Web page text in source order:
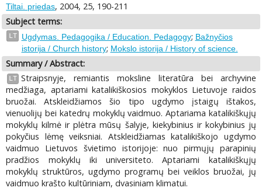
Tiltai. priedas, 2004, 25, 190-211
Subject terms:
LT Ugdymas. Pedagogika / Education. Pedagogy; Bažnyčios
istorija / Church history; Mokslo istorija / History of science.
Summary / Abstract:
LT Straipsnyje, remiantis moksline literatūra bei archyvine
medžiaga, aptariami katalikiškosios mokyklos Lietuvoje raidos
bruožai. Atskleidžiamos šio tipo ugdymo įstaigų ištakos,
vienuolijų bei katedrų mokyklų vaidmuo. Aptariama katalikiškųjų
mokyklų kilmė ir plėtra mūsų šalyje, kiekybinius ir kokybinius jų
pokyčius lėmę veiksniai. Atskleidžiamas katalikiškojo ugdymo
vaidmuo Lietuvos švietimo istorijoje: nuo pirmųjų parapinių
pradžios mokyklų iki universiteto. Aptariami katalikiškųjų
mokyklų struktūros, ugdymo programų bei veiklos bruožai, jų
vaidmuo krašto kultūriniam, dvasiniam klimatui.